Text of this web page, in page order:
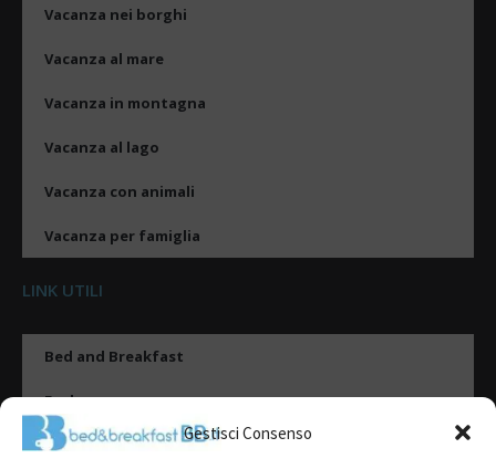
Gestisci Consenso
Vacanza nei borghi
Vacanza al mare
Vacanza in montagna
Vacanza al lago
Vacanza con animali
Vacanza per famiglia
LINK UTILI
Bed and Breakfast
Esplora
Tipologie di alloggio